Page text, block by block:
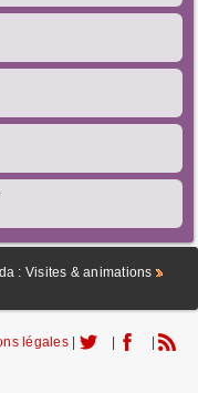
: Visites & animations
légales| | |